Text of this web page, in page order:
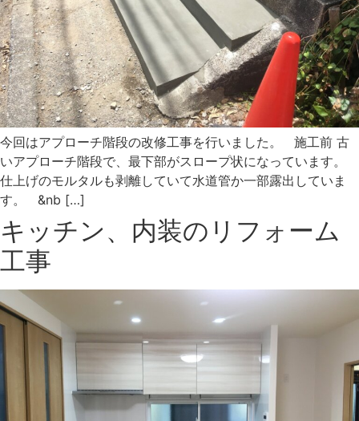
今回はアプローチ階段の改修工事を行いました。 施工前 古
いアプローチ階段で、最下部がスロープ状になっています。
仕上げのモルタルも剥離していて水道管か一部露出していま
す。 &nb […]
キッチン、内装のリフォーム
工事